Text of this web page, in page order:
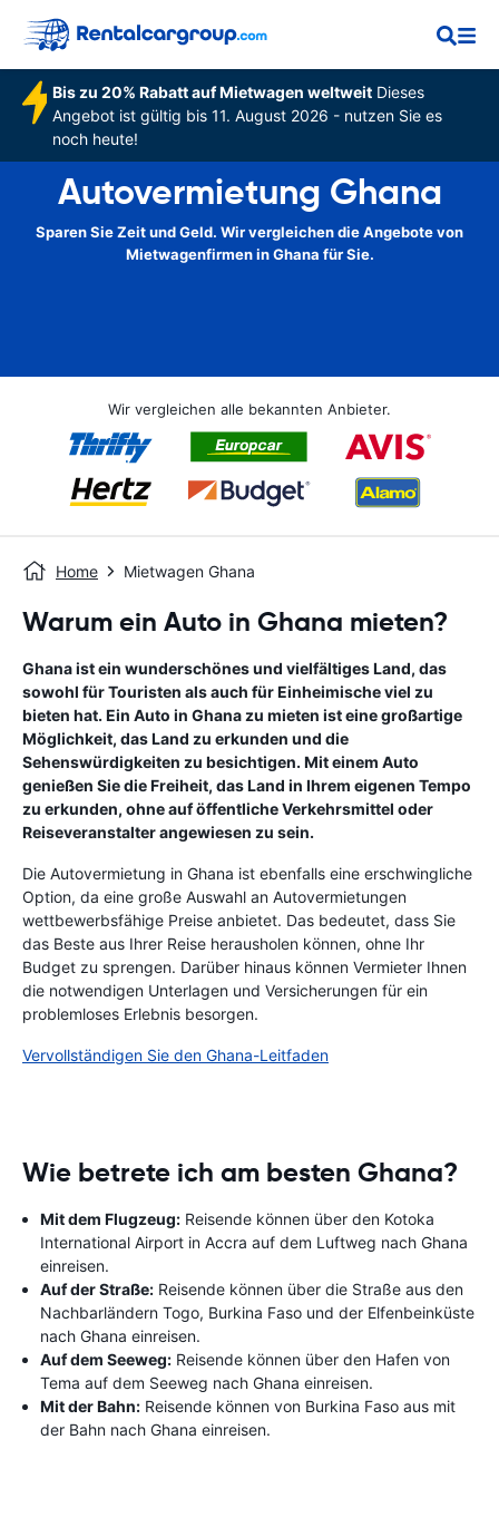
Bis zu 20% Rabatt auf Mietwagen weltweitDieses
Angebot ist gültig bis 11. August 2026 - nutzen Sie es
noch heute!
Autovermietung Ghana
Sparen Sie Zeit und Geld. Wir vergleichen die Angebote von
Mietwagenfirmen in Ghana für Sie.
Wir vergleichen alle bekannten Anbieter.
Home Mietwagen Ghana
Warum ein Auto in Ghana mieten?
Ghana ist ein wunderschönes und vielfältiges Land, das
sowohl für Touristen als auch für Einheimische viel zu
bieten hat. Ein Auto in Ghana zu mieten ist eine großartige
Möglichkeit, das Land zu erkunden und die
Sehenswürdigkeiten zu besichtigen. Mit einem Auto
genießen Sie die Freiheit, das Land in Ihrem eigenen Tempo
zu erkunden, ohne auf öffentliche Verkehrsmittel oder
Reiseveranstalter angewiesen zu sein.
Die Autovermietung in Ghana ist ebenfalls eine erschwingliche
Option, da eine große Auswahl an Autovermietungen
wettbewerbsfähige Preise anbietet. Das bedeutet, dass Sie
das Beste aus Ihrer Reise herausholen können, ohne Ihr
Budget zu sprengen. Darüber hinaus können Vermieter Ihnen
die notwendigen Unterlagen und Versicherungen für ein
problemloses Erlebnis besorgen.
Vervollständigen Sie den Ghana-Leitfaden
Wie betrete ich am besten Ghana?
Mit dem Flugzeug: Reisende können über den Kotoka
International Airport in Accra auf dem Luftweg nach Ghana
einreisen.
Auf der Straße: Reisende können über die Straße aus den
Nachbarländern Togo, Burkina Faso und der Elfenbeinküste
nach Ghana einreisen.
Auf dem Seeweg: Reisende können über den Hafen von
Tema auf dem Seeweg nach Ghana einreisen.
Mit der Bahn: Reisende können von Burkina Faso aus mit
der Bahn nach Ghana einreisen.